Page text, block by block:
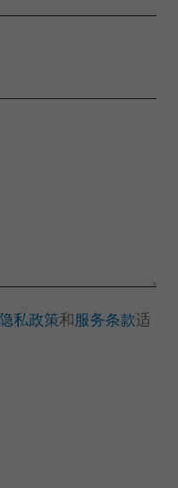
隐私政策和 服务条款适